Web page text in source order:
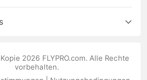
2026 FLYPRO.com. Alle Rechte
vorbehalten.